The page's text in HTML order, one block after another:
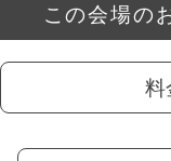
この会場の
料